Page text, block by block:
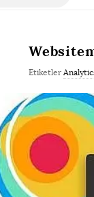
Etiketler